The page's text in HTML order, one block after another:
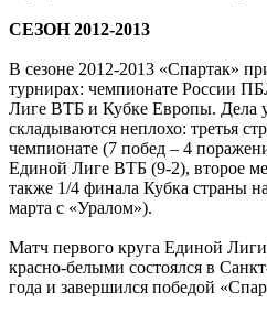
СЕЗОН 2012-2013
В сезоне 2012-2013 «Спартак»
турнирах: чемпионате России
Лиге ВТБ и Кубке Европы. Дела
складываются неплохо: третья
чемпионате (7 побед – 4
Единой Лиге ВТБ (9-2), второе
также 1/4 финала Кубка страны
марта с «Уралом»).
Матч первого круга Единой
красно-белыми состоялся в
года и завершился победой